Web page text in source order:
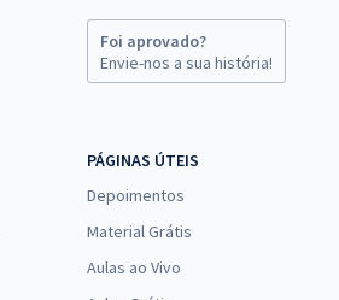
Foi aprovado?
Envie-nos a sua história!
PÁGINAS ÚTEIS
Depoimentos
Material Grátis
Aulas ao Vivo